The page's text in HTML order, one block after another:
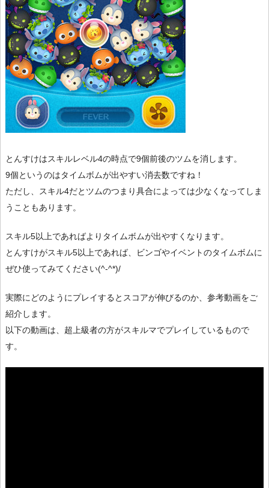
とんすけはスキルレベル4の時点で9個前後のツムを消します。
9個というのはタイムボムが出やすい消去数ですね！
ただし、スキル4だとツムのつまり具合によっては少なくなってしま
うこともあります。
スキル5以上であればよりタイムボムが出やすくなります。
とんすけがスキル5以上であれば、ビンゴやイベントのタイムボムに
ぜひ使ってみてください(^-^*)/
実際にどのようにプレイするとスコアが伸びるのか、参考動画をご
紹介します。
以下の動画は、超上級者の方がスキルマでプレイしているもので
す。